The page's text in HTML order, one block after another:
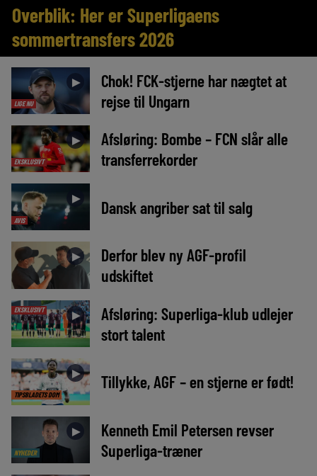
Overblik: Her er Superligaens
sommertransfers 2026
LIGE NU
►
Chok! FCK-stjerne har nægtet at
rejse til Ungarn
EKSKLUSIVT
►
Afsløring: Bombe – FCN slår alle
transferrekorder
AVIS
► Dansk angriber sat til salg
►
Derfor blev ny AGF-profil
udskiftet
EKSKLUSIVT ►
Afsløring: Superliga-klub udlejer
stort talent
TIPSBLADETS DOM
► Tillykke, AGF – en stjerne er født!
NYHEDER
►
Kenneth Emil Petersen revser
Superliga-træner